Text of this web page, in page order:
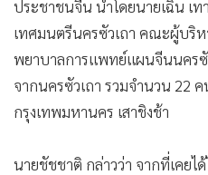
• น่าสนใจ
• ข่าวอัพเดต
• เศรษฐกิจ-ธุรกิจ
• สังคม-โซเชียล
ประชาชนจีน นำโดยนายเฉิน เท
เทศมนตรีนครซัวเถา คณะผู้บริ
พยาบาลการแพทย์แผนจีนนคร
จากนครซัวเถา รวมจำนวน 22
กรุงเทพมหานคร เสาชิงช้า
นายชัชชาติ กล่าวว่า จากที่เคยไ